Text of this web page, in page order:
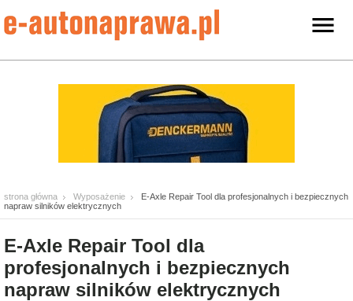
strona główna Wyposażenie
E-Axle Repair Tool dla profesjonalnych i bezpiecznych
napraw silników elektrycznych
E-Axle Repair Tool dla
profesjonalnych i bezpiecznych
napraw silników elektrycznych